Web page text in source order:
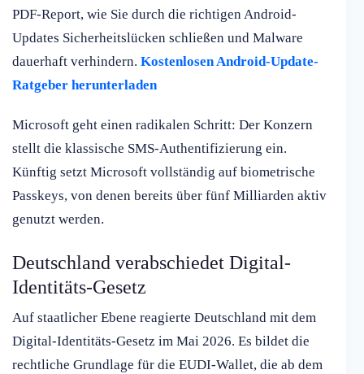
PDF-Report, wie Sie durch die richtigen Android-
Updates Sicherheitslücken schließen und Malware
dauerhaft verhindern. Kostenlosen Android-Update-
Ratgeber herunterladen
Microsoft geht einen radikalen Schritt: Der Konzern
stellt die klassische SMS-Authentifizierung ein.
Künftig setzt Microsoft vollständig auf biometrische
Passkeys, von denen bereits über fünf Milliarden aktiv
genutzt werden.
Deutschland verabschiedet Digital-
Identitäts-Gesetz
Auf staatlicher Ebene reagierte Deutschland mit dem
Digital-Identitäts-Gesetz im Mai 2026. Es bildet die
rechtliche Grundlage für die EUDI-Wallet, die ab dem